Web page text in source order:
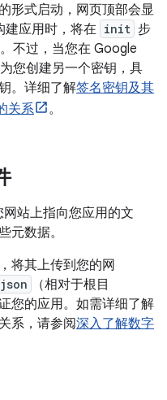
形式启动，网页顶部会显
建应用时，将在 init 步
不过，当您在 Google
您创建另一个密钥，具
。详细了解签名密钥及其
关系
。
站上指向您应用的文
元数据。
将其上传到您的网
（相对于根目
您的应用。如需详细了解
系，请参阅深入了解数字